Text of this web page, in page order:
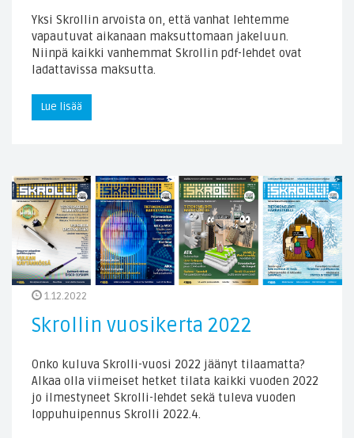
Yksi Skrollin arvoista on, että vanhat lehtemme
vapautuvat aikanaan maksuttomaan jakeluun.
Niinpä kaikki vanhemmat Skrollin pdf-lehdet ovat
ladattavissa maksutta.
Lue lisää
1.12.2022
Skrollin vuosikerta 2022
Onko kuluva Skrolli-vuosi 2022 jäänyt tilaamatta?
Alkaa olla viimeiset hetket tilata kaikki vuoden 2022
jo ilmestyneet Skrolli-lehdet sekä tuleva vuoden
loppuhuipennus Skrolli 2022.4.